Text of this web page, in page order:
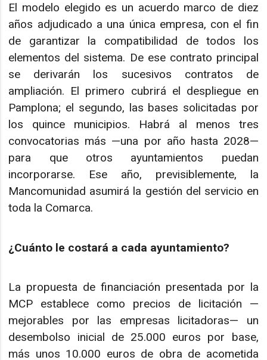
El modelo elegido es un acuerdo marco de diez
años adjudicado a una única empresa, con el fin
de garantizar la compatibilidad de todos los
elementos del sistema. De ese contrato principal
se derivarán los sucesivos contratos de
ampliación. El primero cubrirá el despliegue en
Pamplona; el segundo, las bases solicitadas por
los quince municipios. Habrá al menos tres
convocatorias más —una por año hasta 2028—
para que otros ayuntamientos puedan
incorporarse. Ese año, previsiblemente, la
Mancomunidad asumirá la gestión del servicio en
toda la Comarca.
¿Cuánto le costará a cada ayuntamiento?
La propuesta de financiación presentada por la
MCP establece como precios de licitación —
mejorables por las empresas licitadoras— un
desembolso inicial de 25.000 euros por base,
más unos 10.000 euros de obra de acometida